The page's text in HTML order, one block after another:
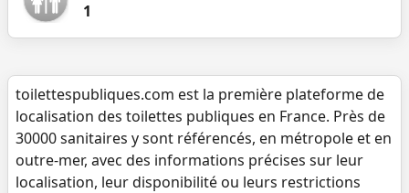
1
toilettespubliques.com est la première plateforme de
localisation des toilettes publiques en France. Près de
30000 sanitaires y sont référencés, en métropole et en
outre-mer, avec des informations précises sur leur
localisation, leur disponibilité ou leurs restrictions